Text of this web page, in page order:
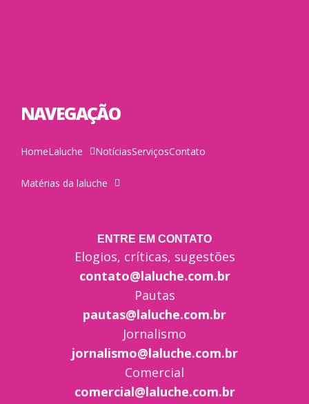
NAVEGAÇÃO
HomeLaluche NotíciasServiçosContato
Matérias da laluche
ENTRE EM CONTATO
Elogios, críticas, sugestões
contato@laluche.com.br
Pautas
pautas@laluche.com.br
Jornalismo
jornalismo@laluche.com.br
Comercial
comercial@laluche.com.br